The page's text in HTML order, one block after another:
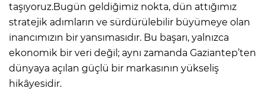
taşıyoruz.Bugün geldiğimiz nokta, dün attığımız
stratejik adımların ve sürdürülebilir büyümeye olan
inancımızın bir yansımasıdır. Bu başarı, yalnızca
ekonomik bir veri değil; aynı zamanda Gaziantep’ten
dünyaya açılan güçlü bir markasının yükseliş
hikâyesidir.